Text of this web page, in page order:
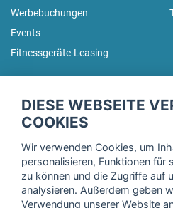
Werbebuchungen
Events
Fitnessgeräte-Leasing
Trage dich hier für unseren
Ich stimme der Verarbeitung
DIESE WEBSEITE
COOKIES
Wir verwenden Cookies, um
personalisieren, Funktionen für
zu können und die Zugriffe auf
analysieren. Außerdem geben
Verwendung unserer Website